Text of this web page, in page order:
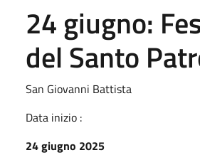
24 giugno:
del Santo
San Giovanni Battista
Data inizio :
24 giugno 2025